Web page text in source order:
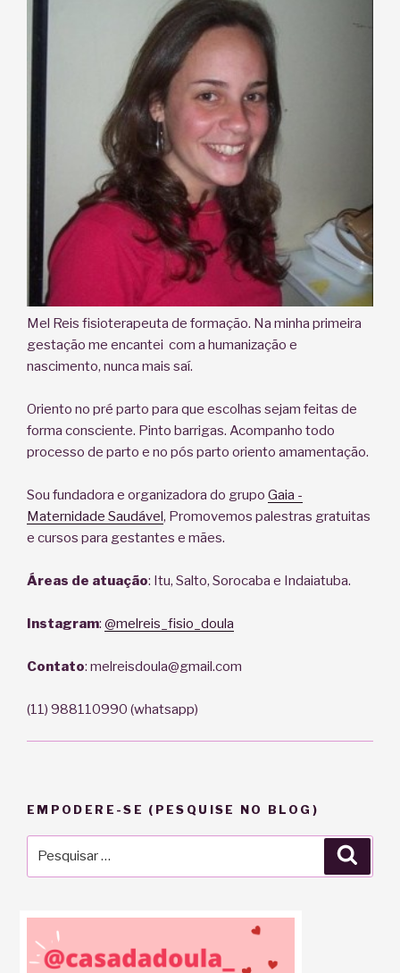
Mel Reis fisioterapeuta de formação. Na minha primeira
gestação me encantei com a humanização e
nascimento, nunca mais saí.
Oriento no pré parto para que escolhas sejam feitas de
forma consciente. Pinto barrigas. Acompanho todo
processo de parto e no pós parto oriento amamentação.
Sou fundadora e organizadora do grupo Gaia -
Maternidade Saudável, Promovemos palestras gratuitas
e cursos para gestantes e mães.
Áreas de atuação: Itu, Salto, Sorocaba e Indaiatuba.
Instagram: @melreis_fisio_doula
Contato: melreisdoula@gmail.com
(11) 988110990 (whatsapp)
EMPODERE-SE (PESQUISE NO BLOG)